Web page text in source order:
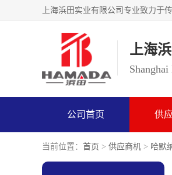
上海
公司首页 供
当前位置： 首页 > 供应商机 > 哈默